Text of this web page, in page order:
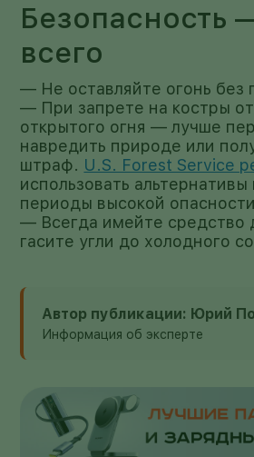
Безопасность
всего
— Не оставляйте огонь без
— При запрете на костры
открытого огня — лучше
навредить природе или
штраф. U.S. Forest Service
использовать альтернативы
периоды высокой
— Всегда имейте средство
гасите угли до холодного
Автор публикации: Юрий
Информация об эксперте